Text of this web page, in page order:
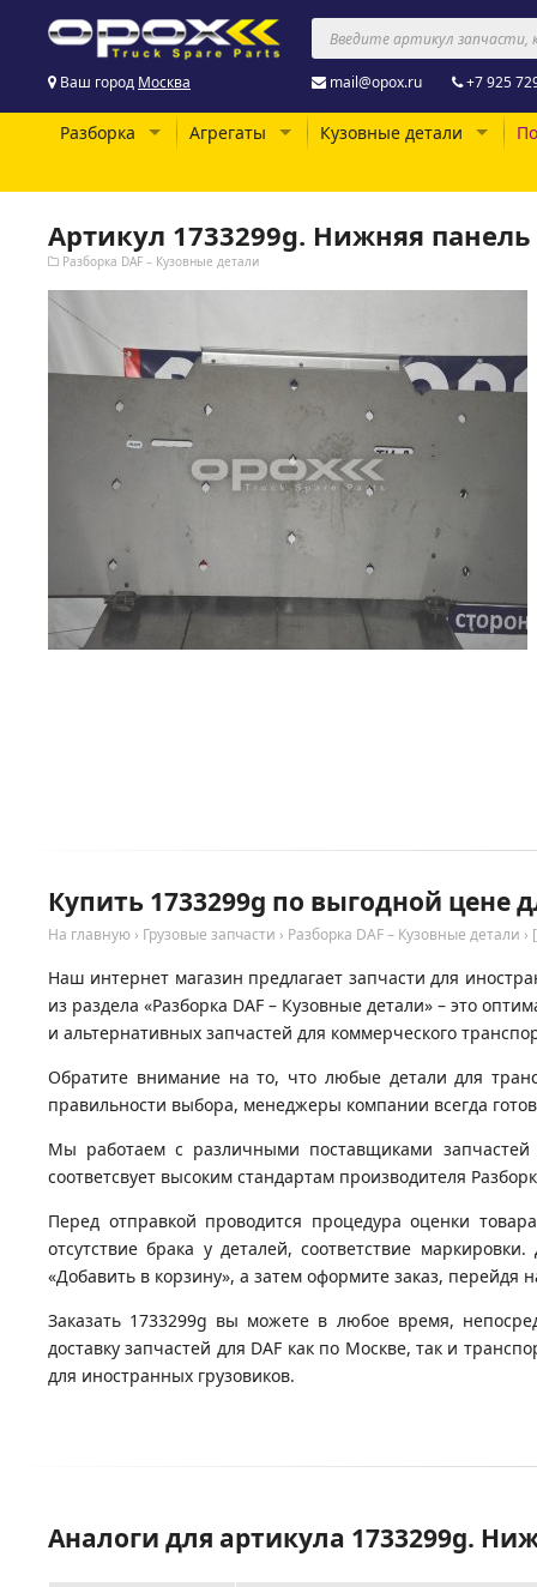
Ваш город Москва mail@opox.ru +7 925
Разборка Агрегаты Кузовные детали
Артикул 1733299g. Нижняя
Разборка DAF – Кузовные детали
Купить 1733299g по выгодной цене
На главную › Грузовые запчасти › Разборка DAF – Кузовные детали ›
Наш интернет магазин предлагает запчасти для
из раздела «Разборка DAF – Кузовные детали» – это
и альтернативных запчастей для коммерческого
Обратите внимание на то, что любые детали для
правильности выбора, менеджеры компании всегда
Мы работаем с различными поставщиками запчастей
соответсвует высоким стандартам производителя
Перед отправкой проводится процедура оценки
отсутствие брака у деталей, соответствие
«Добавить в корзину», а затем оформите заказ, перейдя
Заказать 1733299g вы можете в любое время,
доставку запчастей для DAF как по Москве, так и
для иностранных грузовиков.
Аналоги для артикула 1733299g.